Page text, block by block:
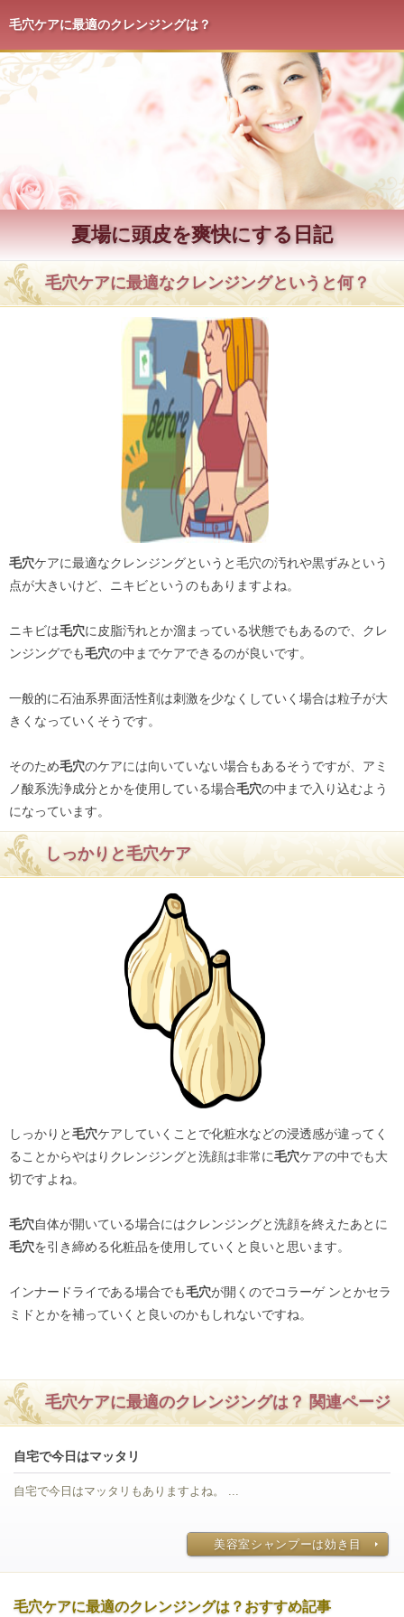
毛穴ケアに最適のクレンジングは？
夏場に頭皮を爽快にする日記
毛穴ケアに最適なクレンジングというと何？
毛穴ケアに最適なクレンジングというと毛穴の汚れや黒ずみという
点が大きいけど、ニキビというのもありますよね。
ニキビは毛穴に皮脂汚れとか溜まっている状態でもあるので、クレ
ンジングでも毛穴の中までケアできるのが良いです。
一般的に石油系界面活性剤は刺激を少なくしていく場合は粒子が大
きくなっていくそうです。
そのため毛穴のケアには向いていない場合もあるそうですが、アミ
ノ酸系洗浄成分とかを使用している場合毛穴の中まで入り込むよう
になっています。
しっかりと毛穴ケア
しっかりと毛穴ケアしていくことで化粧水などの浸透感が違ってく
ることからやはりクレンジングと洗顔は非常に毛穴ケアの中でも大
切ですよね。
毛穴自体が開いている場合にはクレンジングと洗顔を終えたあとに
毛穴を引き締める化粧品を使用していくと良いと思います。
インナードライである場合でも毛穴が開くのでコラーゲ ンとかセラ
ミドとかを補っていくと良いのかもしれないですね。
毛穴ケアに最適のクレンジングは？ 関連ページ
自宅で今日はマッタリ
自宅で今日はマッタリもありますよね。 ...
美容室シャンプーは効き目
毛穴ケアに最適のクレンジングは？おすすめ記事